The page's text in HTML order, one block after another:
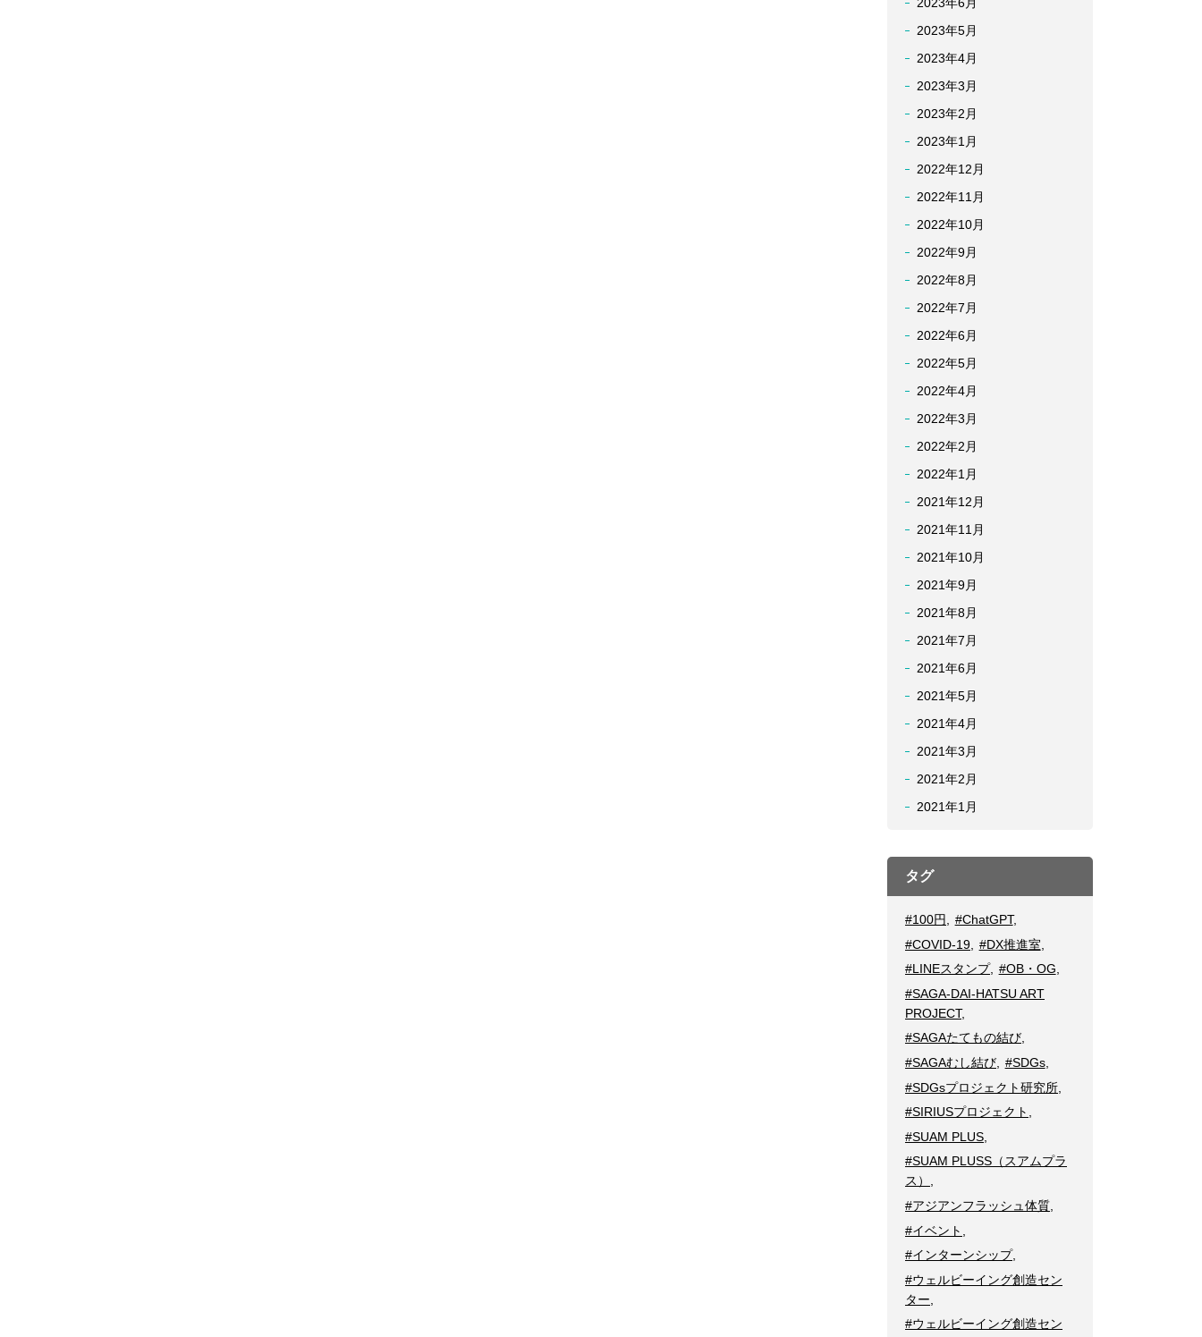
2023年5月
2023年4月
2023年3月
2023年2月
2023年1月
2022年12月
2022年11月
2022年10月
2022年9月
2022年8月
2022年7月
2022年6月
2022年5月
2022年4月
2022年3月
2022年2月
2022年1月
2021年12月
2021年11月
2021年10月
2021年9月
2021年8月
2021年7月
2021年6月
2021年5月
2021年4月
2021年3月
2021年2月
2021年1月
タグ
#100円 #ChatGPT,
#COVID-19
#DX推進室
#LINEスタンプ, #OB・OG
#SAGA-DAI-HATSU ART
PROJECT,
#SAGAたてもの結び,
#SAGAむし結び
#SDGs,
#SDGsプロジェクト研究所
#SIRIUSプロジェクト
#SUAM PLUS
#SUAM PLUSS（スアムプラ
ス） ,
#アジアンフラッシュ体質
#イベント
#インターンシップ,
#ウェルビーイング創造セン
ター
#ウェルビーイング創造セン